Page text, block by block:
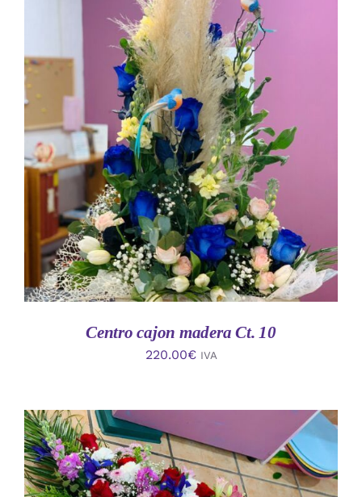
AÑADIR AL CARRITO
/
DETALLES
Centro cajon madera Ct. 10
220.00€ IVA